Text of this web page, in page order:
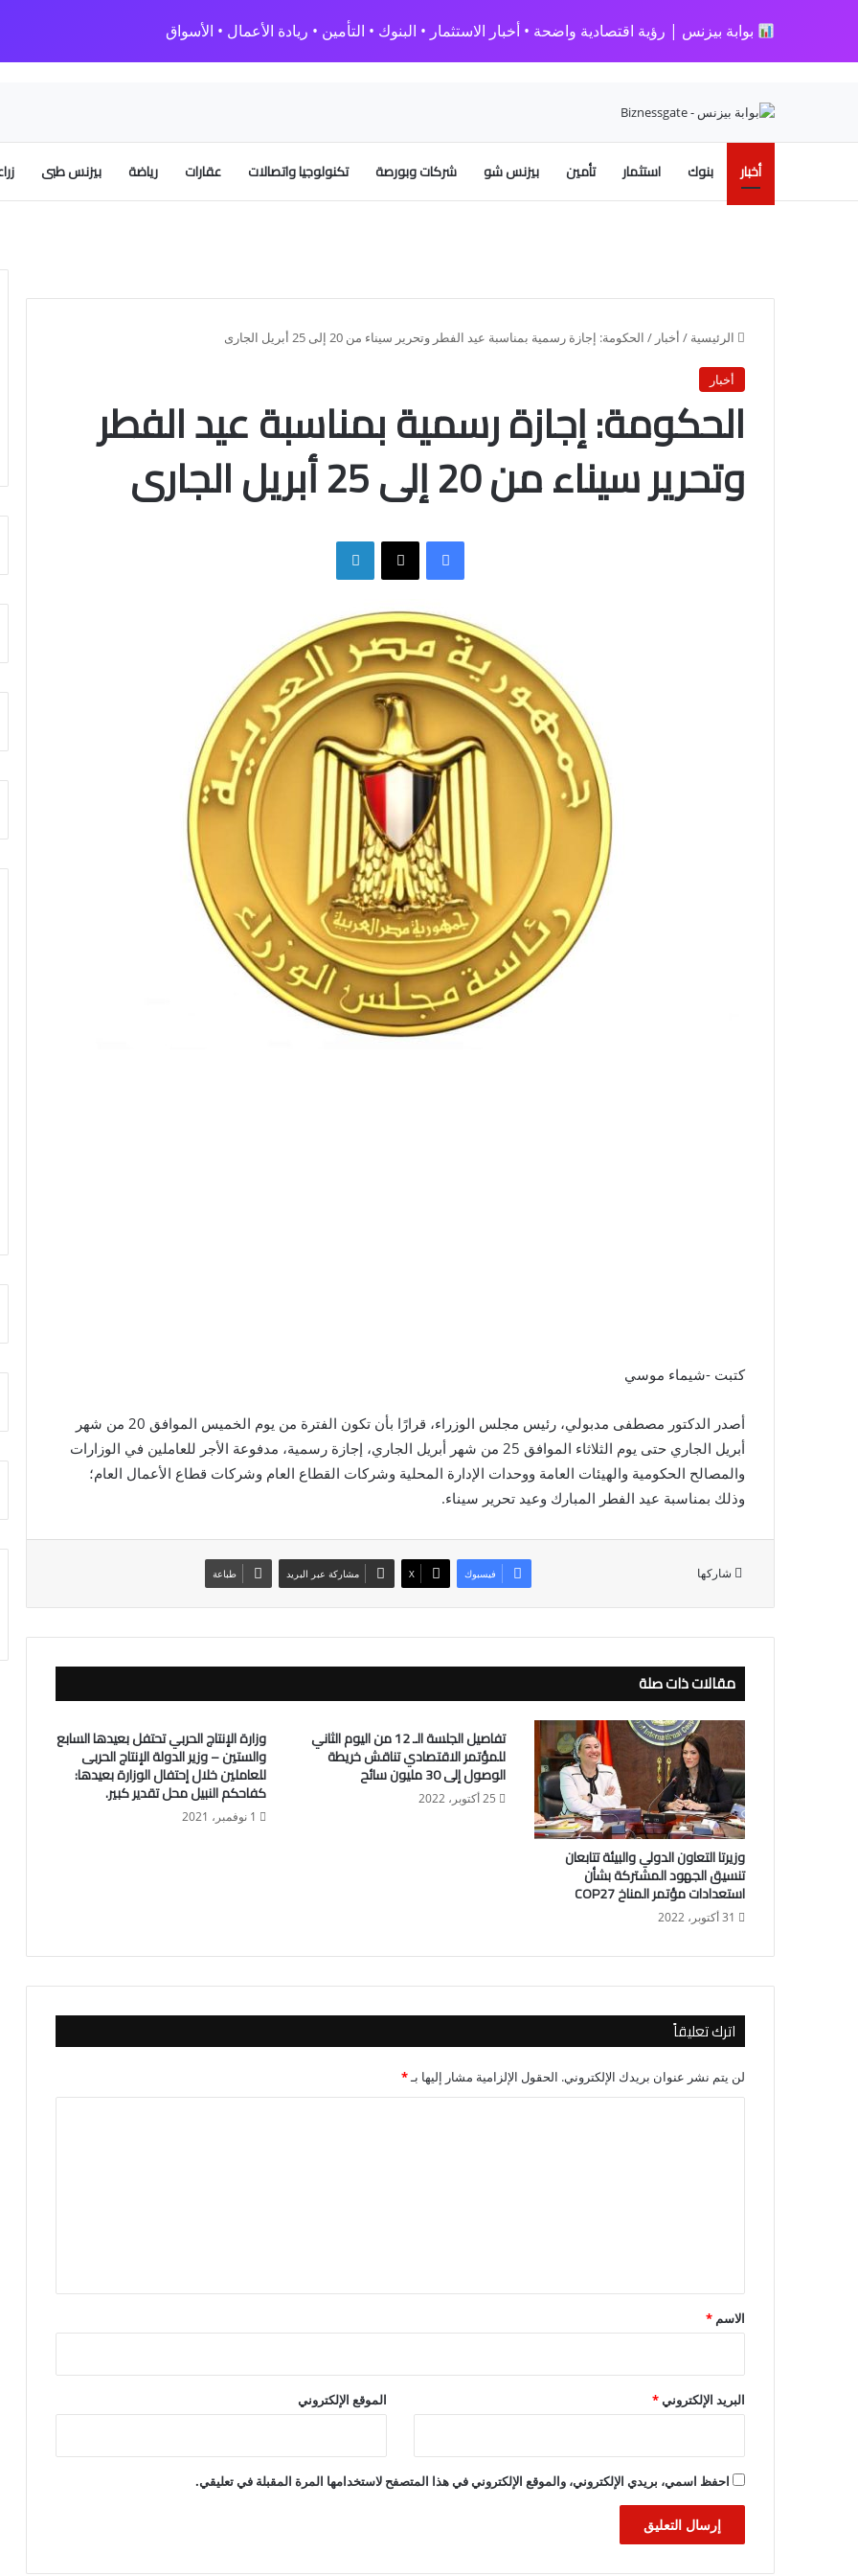
بوابة بيزنس | رؤية اقتصادية واضحة • أخبار الاستثمار • البنوك • التأمين • ريادة الأعمال • الأسواق
أخبار بنوك استثمار تأمين بيزنس شو شركات وبورصة تكنولوجيا واتصالات عقارات رياضة بيزنس طبى
الرئيسية / أخبار / الحكومة: إجازة رسمية بمناسبة عيد الفطر وتحرير سيناء من 20 إلى 25 أبريل الجارى
أخبار
الحكومة: إجازة رسمية بمناسبة عيد الفطر
وتحرير سيناء من 20 إلى 25 أبريل الجارى
فيسبوك X
كتبت -شيماء موسي
أصدر الدكتور مصطفى مدبولي، رئيس مجلس الوزراء، قرارًا بأن تكون الفترة من يوم الخميس الموافق 20 من شهر
أبريل الجاري حتى يوم الثلاثاء الموافق 25 من شهر أبريل الجاري، إجازة رسمية، مدفوعة الأجر للعاملين في الوزارات
والمصالح الحكومية والهيئات العامة ووحدات الإدارة المحلية وشركات القطاع العام وشركات قطاع الأعمال العام؛
وذلك بمناسبة عيد الفطر المبارك وعيد تحرير سيناء.
شاركها فيسبوك X مشاركة عبر البريد طباعة
مقالات ذات صلة
وزيرتا التعاون الدولي والبيئة تتابعان
تنسيق الجهود المشتركة بشأن
استعدادات مؤتمر المناخ COP27
31 أكتوبر، 2022
تفاصيل الجلسة الـ 12 من اليوم الثاني
للمؤتمر الاقتصادي تناقش خريطة
الوصول إلى 30 مليون سائح
25 أكتوبر، 2022
وزارة الإنتاج الحربي تحتفل بعيدها السابع
والستين – وزير الدولة الإنتاج الحربى
للعاملين خلال إحتفال الوزارة بعيدها:
كفاحكم النبيل محل تقدير كبير.
1 نوفمبر، 2021
اترك تعليقاً
لن يتم نشر عنوان بريدك الإلكتروني. الحقول الإلزامية مشار إليها بـ*
*
الاسم *
البريد الإلكتروني* الموقع الإلكتروني
احفظ اسمي، بريدي الإلكتروني، والموقع الإلكتروني في هذا المتصفح لاستخدامها المرة المقبلة في تعليقي.